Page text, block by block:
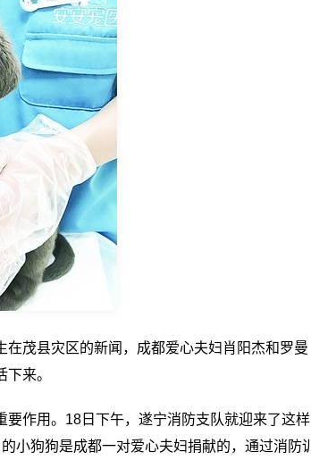
茂县灾区的新闻，成都爱心夫妇肖阳杰和罗曼
来。
作用。18日下午，遂宁消防支队就迎来了这样
狗狗是成都一对爱心夫妇捐献的，通过消防训